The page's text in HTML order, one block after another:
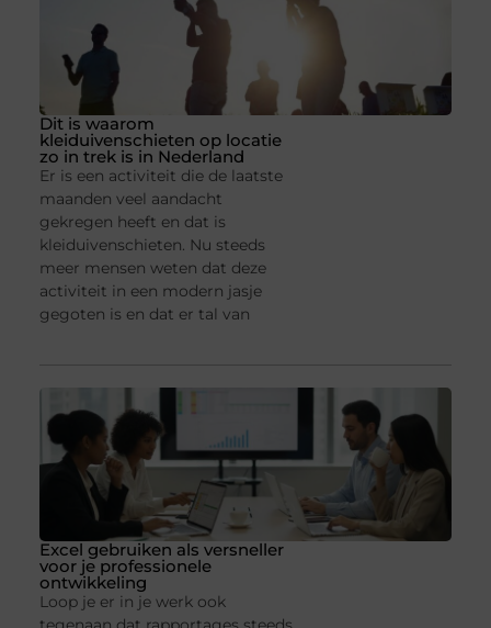
Dit is waarom
kleiduivenschieten op locatie
zo in trek is in Nederland
Er is een activiteit die de laatste
maanden veel aandacht
gekregen heeft en dat is
kleiduivenschieten. Nu steeds
meer mensen weten dat deze
activiteit in een modern jasje
gegoten is en dat er tal van
Excel gebruiken als versneller
voor je professionele
ontwikkeling
Loop je er in je werk ook